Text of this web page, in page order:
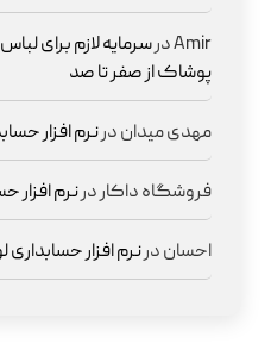
Amirدرسرمایه لازم برای
پوشاک از صفر تا صد
مهدی میداندرنرم افزار
فروشگاه داکاردرنرم افزار
احساندرنرم افزار